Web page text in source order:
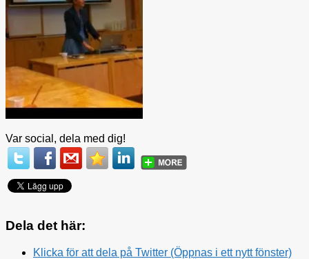
Var social, dela med dig!
Dela det här:
Klicka för att dela på Twitter (Öppnas i ett nytt fönster)